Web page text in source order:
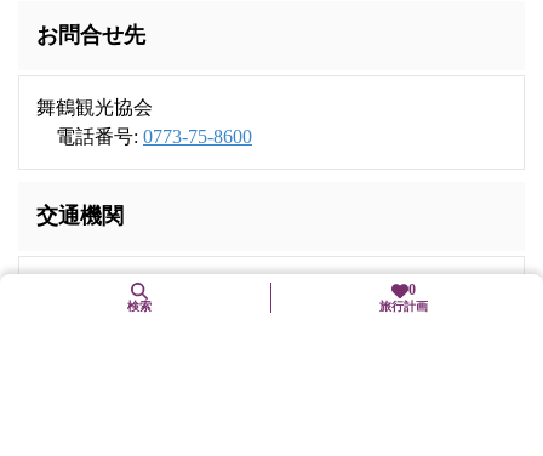
お問合せ先
舞鶴観光協会
電話番号: 0773-75-8600
交通機関
JR舞鶴線「東舞鶴」駅から車で15分
0
旅行計画
検索